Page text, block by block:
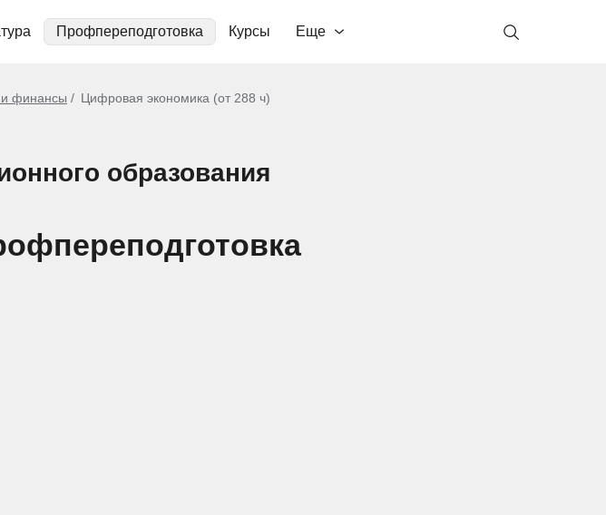
Профпереподготовка Курсы Еще
финансы Цифровая экономика (от 288 ч)
образования